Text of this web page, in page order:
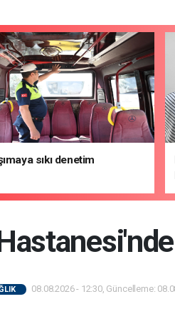
sıkı denetim
08.08.2026 - 12:30, Güncelleme: